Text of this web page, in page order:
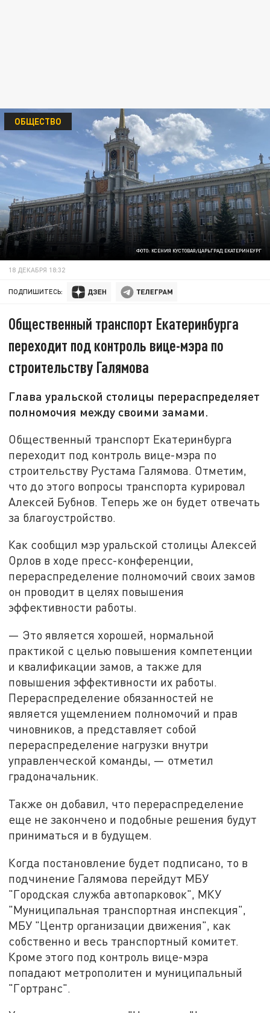
ФОТО: КСЕНИЯ КУСТОВАЯ/ЦАРЬГРАД ЕКАТЕРИНБУРГ
ОБЩЕСТВО
18 ДЕКАБРЯ 18:32
ПОДПИШИТЕСЬ:
Общественный транспорт Екатеринбурга
переходит под контроль вице-мэра по
строительству Галямова
Глава уральской столицы перераспределяет
полномочия между своими замами.
Общественный транспорт Екатеринбурга
переходит под контроль вице-мэра по
строительству Рустама Галямова. Отметим,
что до этого вопросы транспорта курировал
Алексей Бубнов. Теперь же он будет отвечать
за благоустройство.
Как сообщил мэр уральской столицы Алексей
Орлов в ходе пресс-конференции,
перераспределение полномочий своих замов
он проводит в целях повышения
эффективности работы.
— Это является хорошей, нормальной
практикой с целью повышения компетенции
и квалификации замов, а также для
повышения эффективности их работы.
Перераспределение обязанностей не
является ущемлением полномочий и прав
чиновников, а представляет собой
перераспределение нагрузки внутри
управленческой команды, — отметил
градоначальник.
Также он добавил, что перераспределение
еще не закончено и подобные решения будут
приниматься и в будущем.
Когда постановление будет подписано, то в
подчинение Галямова перейдут МБУ
"Городская служба автопарковок", МКУ
"Муниципальная транспортная инспекция",
МБУ "Центр организации движения", как
собственно и весь транспортный комитет.
Кроме этого под контроль вице-мэра
попадают метрополитен и муниципальный
"Гортранс".